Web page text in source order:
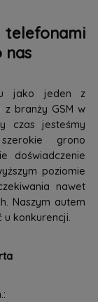
nas
jako jeden z
branży GSM w
czas jesteśmy
grono
doświadczenie
poziomie
nawet
Naszym autem
konkurencji.